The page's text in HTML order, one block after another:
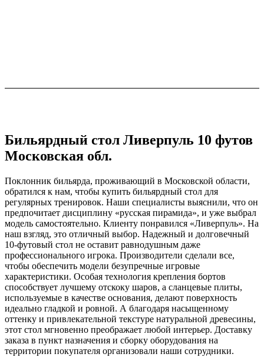
Бильярдный стол Ливерпуль 10 футов
Московская обл.
Поклонник бильярда, проживающий в Московской области,
обратился к нам, чтобы купить бильярдный стол для
регулярных тренировок. Наши специалисты выяснили, что он
предпочитает дисциплину «русская пирамида», и уже выбрал
модель самостоятельно. Клиенту понравился «Ливерпуль». На
наш взгляд, это отличный выбор. Надежный и долговечный
10-футовый стол не оставит равнодушным даже
профессионального игрока. Производители сделали все,
чтобы обеспечить модели безупречные игровые
характеристики. Особая технология крепления бортов
способствует лучшему отскоку шаров, а сланцевые плиты,
используемые в качестве основания, делают поверхность
идеально гладкой и ровной. А благодаря насыщенному
оттенку и привлекательной текстуре натуральной древесины,
этот стол мгновенно преображает любой интерьер. Доставку
заказа в пункт назначения и сборку оборудования на
территории покупателя организовали наши сотрудники.